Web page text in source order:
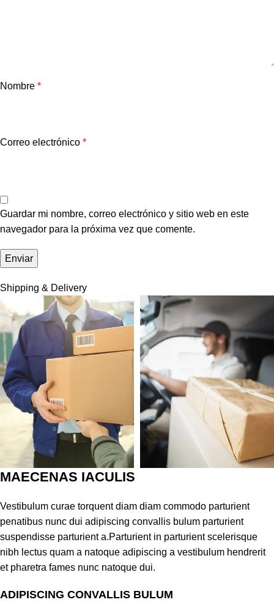
Nombre *
Correo electrónico *
Guardar mi nombre, correo electrónico y sitio web en este
navegador para la próxima vez que comente.
Shipping & Delivery
MAECENAS IACULIS
Vestibulum curae torquent diam diam commodo parturient
penatibus nunc dui adipiscing convallis bulum parturient
suspendisse parturient a.Parturient in parturient scelerisque
nibh lectus quam a natoque adipiscing a vestibulum hendrerit
et pharetra fames nunc natoque dui.
ADIPISCING CONVALLIS BULUM